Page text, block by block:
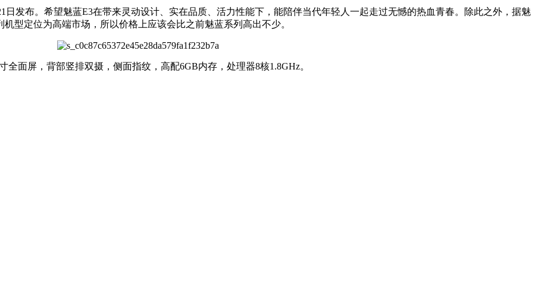
发布。希望魅蓝E3在带来灵动设计、实在品质、活力性能下，能陪伴当代年轻人一起走过无憾的热血青春。除此之外，据魅
型定位为高端市场，所以价格上应该会比之前魅蓝系列高出不少。
面屏，背部竖排双摄，侧面指纹，高配6GB内存，处理器8核1.8GHz。